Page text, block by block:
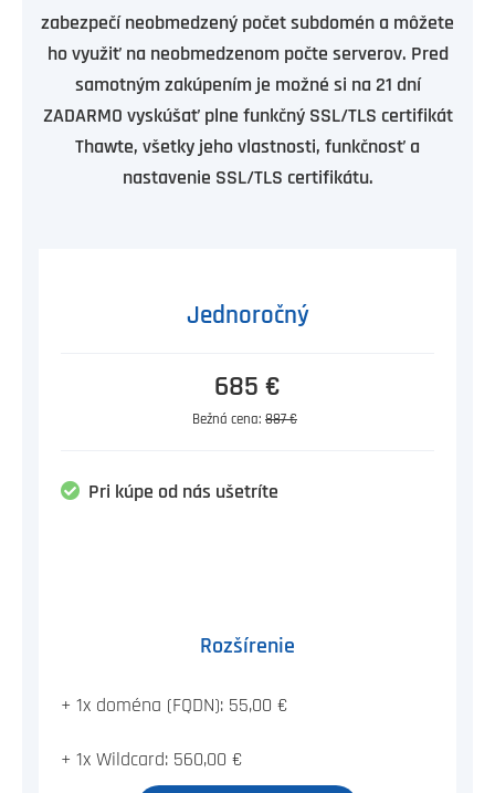
zabezpečí neobmedzený počet subdomén a môžete
ho využiť na neobmedzenom počte serverov. Pred
samotným zakúpením je možné si na 21 dní
ZADARMO vyskúšať plne funkčný SSL/TLS certifikát
Thawte, všetky jeho vlastnosti, funkčnosť a
nastavenie SSL/TLS certifikátu.
Jednoročný
685 €
Bežná cena: 887 €
Pri kúpe od nás ušetríte
Rozšírenie
+ 1x doména (FQDN): 55,00 €
+ 1x Wildcard: 560,00 €